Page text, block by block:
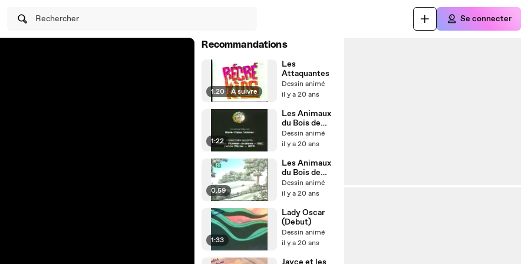
Rechercher Se connecter
Recommandations
1:20 À suivre
Les
Attaquantes
Dessin animé
il y a 20 ans
1:22
Les Animaux
du Bois de
Quat'sous
(Fin)
Dessin animé
il y a 20 ans
0:59
Les Animaux
du Bois de
Quat'sous
(Debut)
Dessin animé
il y a 20 ans
1:33
Lady Oscar
(Debut)
Dessin animé
il y a 20 ans